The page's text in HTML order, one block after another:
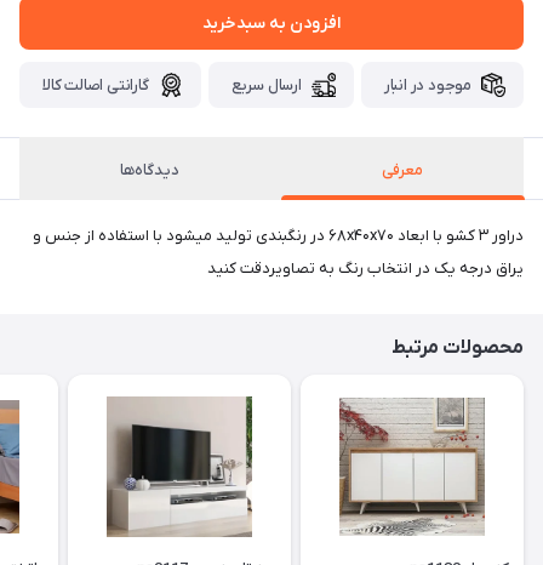
افزودن به سبدخرید
موجود در انبار ارسال سریع گارانتی اصالت کالا
معرفی دیدگاه‌ها
دراور ۳ کشو با ابعاد ۶۸x۴۰x۷۰ در رنگبندی تولید میشود با استفاده از جنس و
یراق درجه یک در انتخاب رنگ به تصاویردقت کنید
محصولات مرتبط